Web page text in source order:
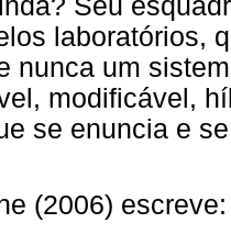
laboratórios,
nunca um
modificável,
se enuncia e
(2006) escreve: